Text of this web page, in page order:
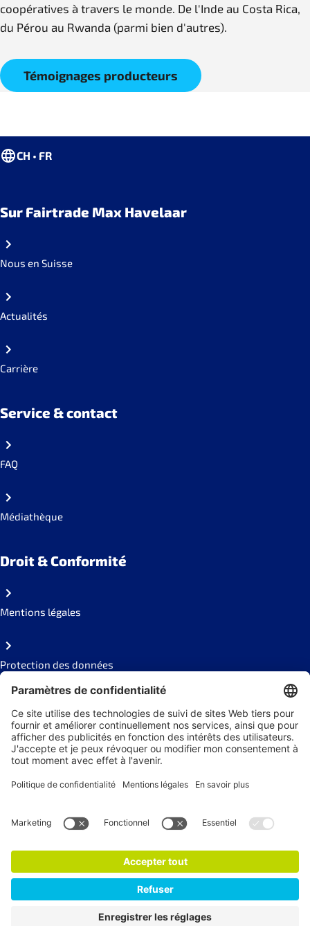
coopératives à travers le monde. De l'Inde au Costa Rica,
du Pérou au Rwanda (parmi bien d'autres).
Témoignages producteurs
CH • FR
Sur Fairtrade Max Havelaar
Nous en Suisse
Actualités
Carrière
Service & contact
FAQ
Médiathèque
Droit & Conformité
Mentions légales
Protection des données
Code of conduct
Social Links
Newsletter
s'abonner à la Newsletter